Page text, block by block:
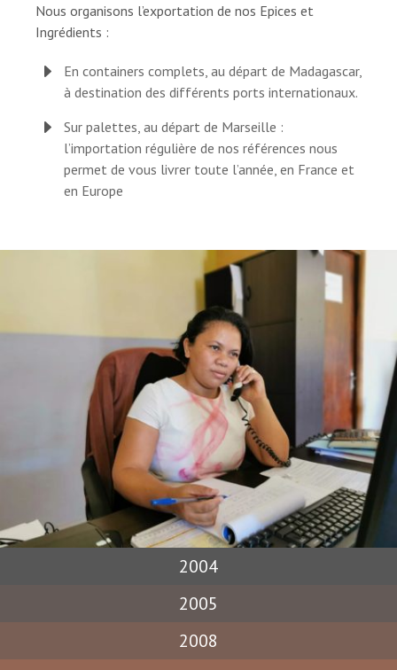
Nous organisons l’exportation de nos Epices et
Ingrédients :
E
En containers complets, au départ de Madagascar,
à destination des différents ports internationaux.
E
Sur palettes, au départ de Marseille :
l’importation régulière de nos références nous
permet de vous livrer toute l’année, en France et
en Europe
2004
2005
2008